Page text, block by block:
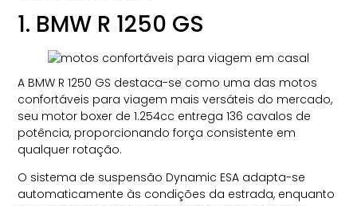
1. BMW R 1250 GS
A BMW R 1250 GS destaca-se como uma das motos
confortáveis para viagem mais versáteis do mercado,
seu motor boxer de 1.254cc entrega 136 cavalos de
potência, proporcionando força consistente em
qualquer rotação.
O sistema de suspensão Dynamic ESA adapta-se
automaticamente às condições da estrada, enquanto